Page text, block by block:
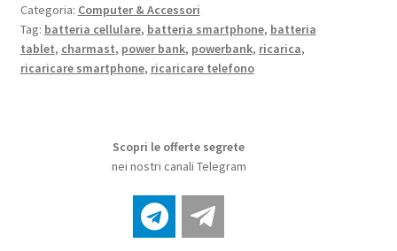
Categoria: Computer & Accessori
Tag: batteria cellulare, batteria smartphone, batteria
tablet, charmast, power bank, powerbank, ricarica,
ricaricare smartphone, ricaricare telefono
Scopri le offerte segrete
nei nostri canali Telegram